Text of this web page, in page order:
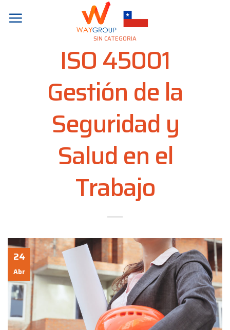
SIN CATEGORÍA
ISO 45001
Gestión de la
Seguridad y
Salud en el
Trabajo
24
Abr